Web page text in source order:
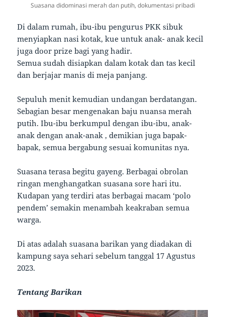
Suasana didominasi merah dan putih, dokumentasi pribadi
Di dalam rumah, ibu-ibu pengurus PKK sibuk
menyiapkan nasi kotak, kue untuk anak- anak kecil
juga door prize bagi yang hadir.
Semua sudah disiapkan dalam kotak dan tas kecil
dan berjajar manis di meja panjang.
Sepuluh menit kemudian undangan berdatangan.
Sebagian besar mengenakan baju nuansa merah
putih. Ibu-ibu berkumpul dengan ibu-ibu, anak-
anak dengan anak-anak , demikian juga bapak-
bapak, semua bergabung sesuai komunitas nya.
Suasana terasa begitu gayeng. Berbagai obrolan
ringan menghangatkan suasana sore hari itu.
Kudapan yang terdiri atas berbagai macam ‘polo
pendem’ semakin menambah keakraban semua
warga.
Di atas adalah suasana barikan yang diadakan di
kampung saya sehari sebelum tanggal 17 Agustus
2023.
Tentang Barikan